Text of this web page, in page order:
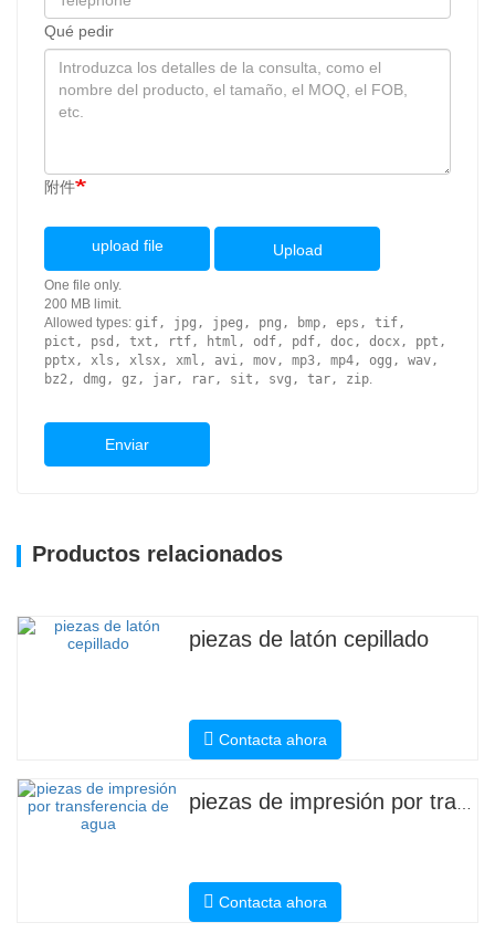
Qué pedir
附件
upload file Upload
One file only.
200 MB limit.
Allowed types: gif, jpg, jpeg, png, bmp, eps, tif,
pict, psd, txt, rtf, html, odf, pdf, doc, docx, ppt,
pptx, xls, xlsx, xml, avi, mov, mp3, mp4, ogg, wav,
bz2, dmg, gz, jar, rar, sit, svg, tar, zip.
Enviar
Productos relacionados
piezas de latón cepillado
Contacta ahora
piezas de impresión por transferencia de agua
Contacta ahora